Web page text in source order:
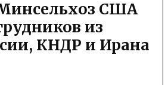
США
из
КНДР и Ирана